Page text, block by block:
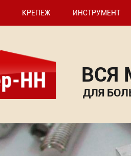
КРЕПЕЖ ИНСТРУМЕНТ
ВСЯ
ДЛЯ